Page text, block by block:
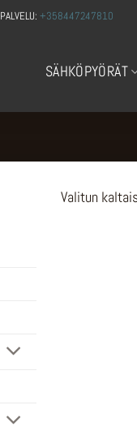
+358447247810
SÄHKÖPYÖRÄT
Valitun